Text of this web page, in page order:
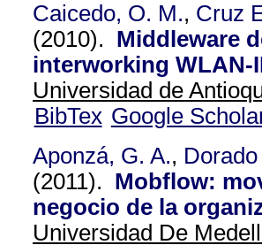
Caicedo, O. M., Cruz
(2010). Middleware
interworking WLAN-
Universidad de
BibTex Google
Aponzá, G. A.,
(2011). Mobflow:
negocio de la
Universidad De